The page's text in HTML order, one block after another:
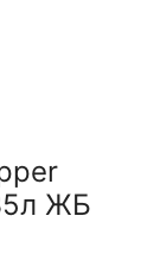
ЖБ